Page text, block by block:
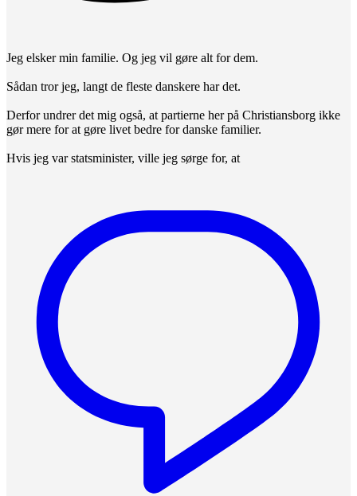
Jeg elsker min familie. Og jeg vil gøre alt for dem.
Sådan tror jeg, langt de fleste danskere har det.
Derfor undrer det mig også, at partierne her på Christiansborg ikke
gør mere for at gøre livet bedre for danske familier.
Hvis jeg var statsminister, ville jeg sørge for, at